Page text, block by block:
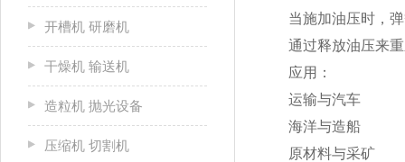
开槽机 研磨机
干燥机 输送机
造粒机 抛光设备
压缩机 切割机
当施加油压时，
通过释放油压来
应用：
运输与汽车
海洋与造船
原材料与采矿